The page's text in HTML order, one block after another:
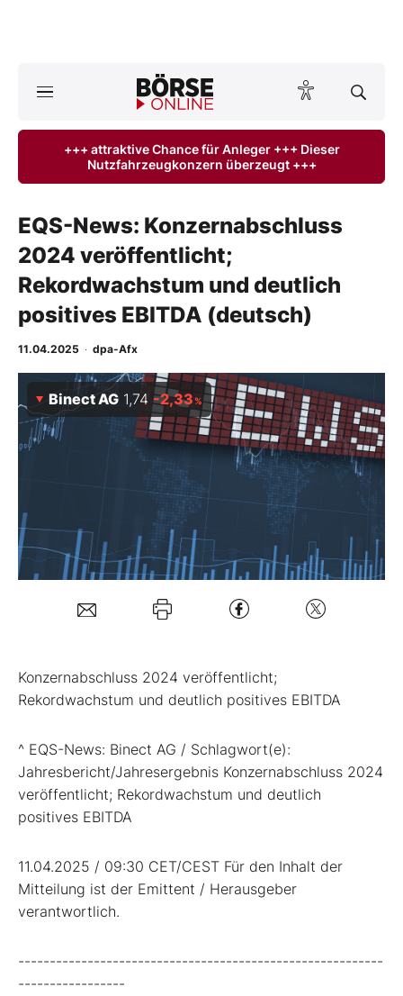
ktuelle Ausgabe BÖRSE ONLINE lesen
Finanz-Check
Abo & Shop
BO-Musterdepots
Experten
Mein B:O
Folgen Sie uns
Kontakt
+++ attraktive Chance für Anleger +++ Dieser
Nutzfahrzeugkonzern überzeugt +++
EQS-News: Konzernabschluss
2024 veröffentlicht;
Rekordwachstum und deutlich
positives EBITDA (deutsch)
11.04.2025 · dpa-Afx
Binect AG 1,74 -2,33%
Konzernabschluss 2024 veröffentlicht;
Rekordwachstum und deutlich positives EBITDA
^ EQS-News: Binect AG / Schlagwort(e):
Jahresbericht/Jahresergebnis Konzernabschluss 2024
veröffentlicht; Rekordwachstum und deutlich
positives EBITDA
11.04.2025 / 09:30 CET/CEST Für den Inhalt der
Mitteilung ist der Emittent / Herausgeber
verantwortlich.
----------------------------------------------------------
-----------------